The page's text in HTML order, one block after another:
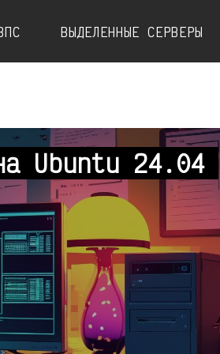
ВЫДЕЛЕННЫЕ СЕРВЕРЫ
Ubuntu 24.04